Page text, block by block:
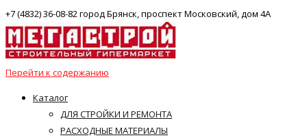
+7 (4832) 36-08-82 город Брянск, проспект Московский, дом 4А
Перейти к содержанию
Каталог
ДЛЯ СТРОЙКИ И РЕМОНТА
РАСХОДНЫЕ МАТЕРИАЛЫ